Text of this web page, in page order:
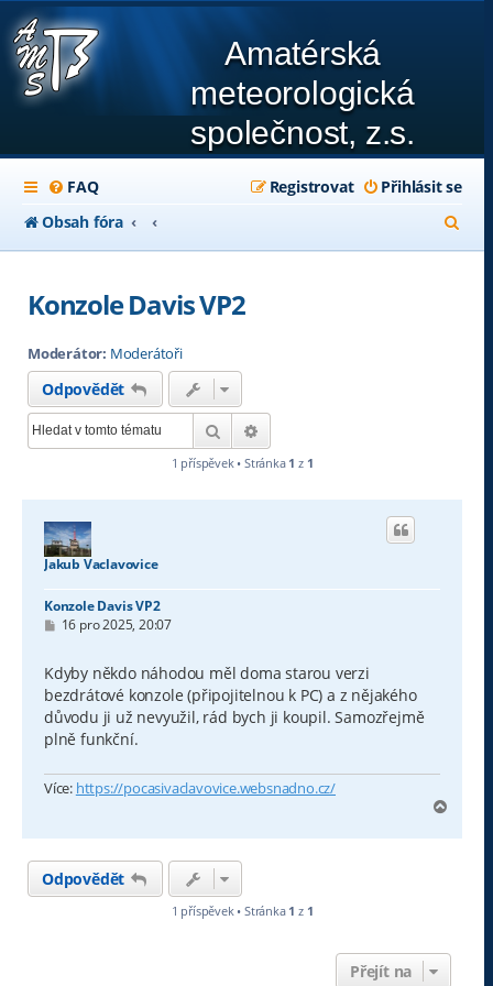
Amatérská
meteorologická
společnost, z.s.
FAQ Přihlásit se
Registrovat
Obsah fóra
l
Konzole Davis VP2
Moderátor: Moderátoři
Odpovědět
Hledat
1 příspěvek • Stránka 1 z 1
Jakub Vaclavovice
Konzole Davis VP2
P
s
p
ě
v
e
k
16 pro 2025, 20:07
Kdyby někdo náhodou měl doma starou verzi
bezdrátové konzole (připojitelnou k PC) a z nějakého
důvodu ji už nevyužil, rád bych ji koupil. Samozřejmě
plně funkční.
Více: https://pocasivaclavovice.websnadno.cz/
h
Odpovědět
1 příspěvek • Stránka 1 z 1
Přejít na